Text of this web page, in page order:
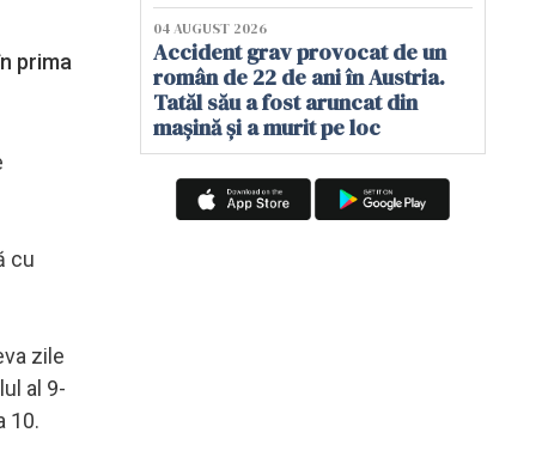
prima
cu
zile
al 9-
10.
04 AUGUST 2026
Accident grav provocat de un
român de 22 de ani în Austria.
Tatăl său a fost aruncat din
mașină și a murit pe loc